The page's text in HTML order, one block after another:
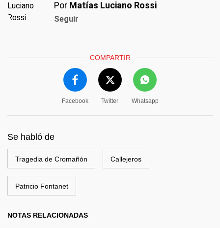
Por Matías Luciano Rossi
Seguir
COMPARTIR
Facebook Twitter Whatsapp
Se habló de
Tragedia de Cromañón Callejeros
Patricio Fontanet
NOTAS RELACIONADAS